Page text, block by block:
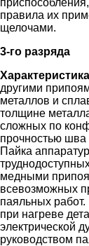
правила их
щелочами.
3-го разряда
другими
металлов и
толщине
сложных по
прочностью шва
Пайка
медными
всевозможных
паяльных
при нагреве
электрической
руководством